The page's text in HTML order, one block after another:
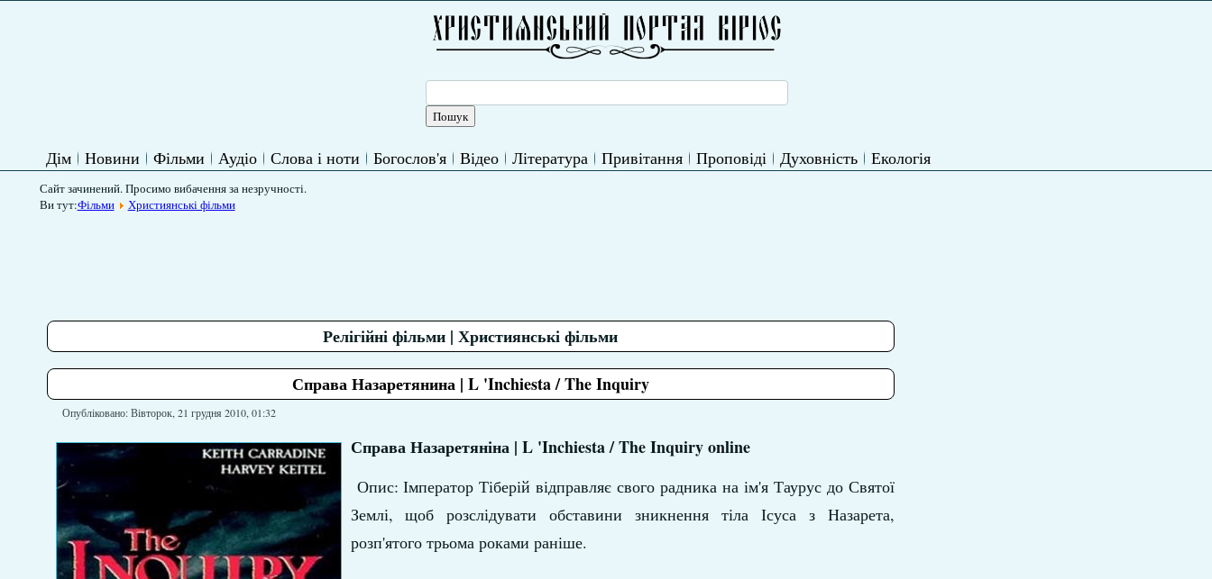
Дім Новини Фільми Аудіо Слова і ноти Богослов'я Відео Література Привітання Проповіді Духовність Екологія
Сайт зачинений. Просимо вибачення за незручності.
Ви тут:Фільми Християнські фільми
Релігійні фільми | Християнські фільми
Справа Назаретянина | L 'Inchiesta / The Inquiry
Опубліковано: Вівторок, 21 грудня 2010, 01:32
Справа Назаретяніна | L 'Inchiesta / The Inquiry online
Опис: Імператор Тіберій відправляє свого радника на ім'я Таурус до Святої
Землі, щоб розслідувати обставини зникнення тіла Ісуса з Назарета,
розп'ятого трьома роками раніше.